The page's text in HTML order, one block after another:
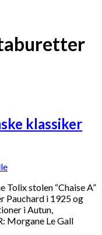
klassiker
stolen “Chaise A”
Pauchard i 1925 og
i Autun,
Morgane Le Gall